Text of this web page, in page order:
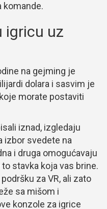
komande.
igricu uz
na gejming je
dolara i sasvim je
morate postaviti
iznad, izgledaju
izbor svedete na
i druga omogućavaju
stavka koja vas brine.
za VR, ali zato
sa mišom i
konzole za igrice